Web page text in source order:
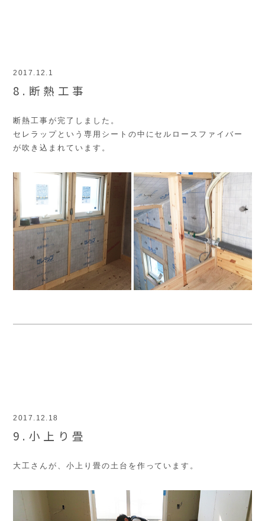
2017.12.1
8.断熱工事
断熱工事が完了しました。
セレラップという専用シートの中にセルロースファイバー
が吹き込まれています。
2017.12.18
9.小上り畳
大工さんが、小上り畳の土台を作っています。